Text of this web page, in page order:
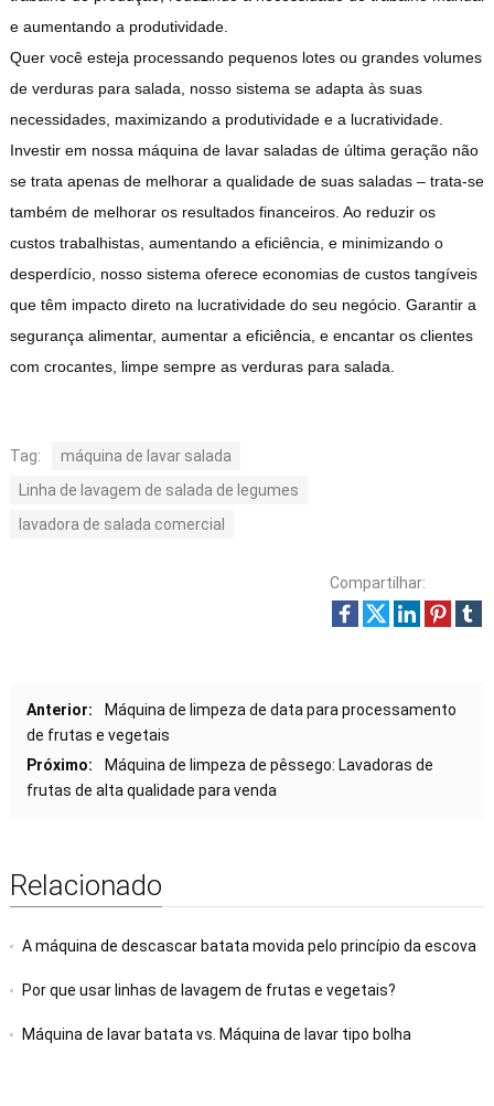
e aumentando a produtividade.
Quer você esteja processando pequenos lotes ou grandes volumes
de verduras para salada, nosso sistema se adapta às suas
necessidades, maximizando a produtividade e a lucratividade.
Investir em nossa máquina de lavar saladas de última geração não
se trata apenas de melhorar a qualidade de suas saladas – trata-se
também de melhorar os resultados financeiros. Ao reduzir os
custos trabalhistas, aumentando a eficiência, e minimizando o
desperdício, nosso sistema oferece economias de custos tangíveis
que têm impacto direto na lucratividade do seu negócio. Garantir a
segurança alimentar, aumentar a eficiência, e encantar os clientes
com crocantes, limpe sempre as verduras para salada.
Tag:
máquina de lavar salada
Linha de lavagem de salada de legumes
lavadora de salada comercial
Compartilhar:
Anterior:
Máquina de limpeza de data para processamento
de frutas e vegetais
Próximo:
Máquina de limpeza de pêssego: Lavadoras de
frutas de alta qualidade para venda
Relacionado
A máquina de descascar batata movida pelo princípio da escova
Por que usar linhas de lavagem de frutas e vegetais?
Máquina de lavar batata vs. Máquina de lavar tipo bolha